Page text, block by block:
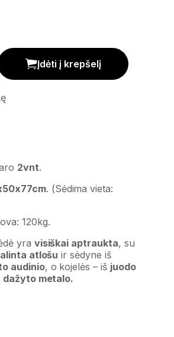
komplektas 'Velvet Beige' kiekis
Įdėti į krepšelį
2vnt.
. (Sėdima vieta:
120kg.
yra visiškai aptraukta, su
atlošu ir sėdyne iš
audinio, o kojelės – iš juodo
dažyto metalo.